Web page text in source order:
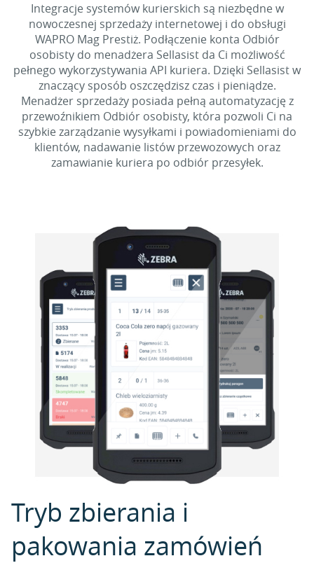
Integracje systemów kurierskich są niezbędne w
nowoczesnej sprzedaży internetowej i do obsługi
WAPRO Mag Prestiż. Podłączenie konta Odbiór
osobisty do menadżera Sellasist da Ci możliwość
pełnego wykorzystywania API kuriera. Dzięki Sellasist w
znaczący sposób oszczędzisz czas i pieniądze.
Menadżer sprzedaży posiada pełną automatyzację z
przewoźnikiem Odbiór osobisty, która pozwoli Ci na
szybkie zarządzanie wysyłkami i powiadomieniami do
klientów, nadawanie listów przewozowych oraz
zamawianie kuriera po odbiór przesyłek.
Tryb zbierania i
pakowania zamówień